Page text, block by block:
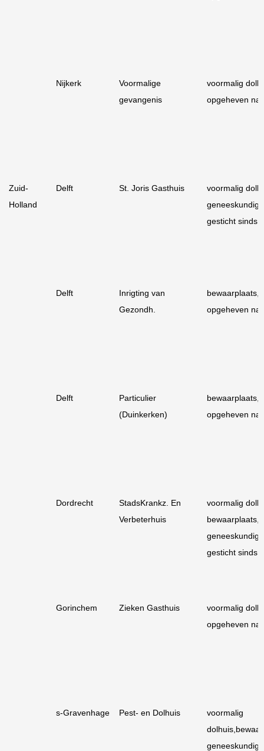
Nijkerk
Voormalige
gevangenis
voormalig
opgeheven na
Zuid-
Holland
Delft St. Joris Gasthuis
voormalig
geneeskundig
gesticht sinds
Delft
Inrigting van
Gezondh.
bewaarplaats,
opgeheven na
Delft
Particulier
(Duinkerken)
bewaarplaats,
opgeheven na
Dordrecht
StadsKrankz. En
Verbeterhuis
voormalig
bewaarplaats,
geneeskundig
gesticht sinds
Gorinchem Zieken Gasthuis
voormalig
opgeheven na
s-Gravenhage Pest- en Dolhuis
voormalig
geneeskundig